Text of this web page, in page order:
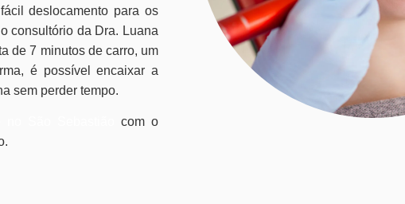
deslocamento para os
consultório da Dra. Luana
de 7 minutos de carro, um
é possível encaixar a
sem perder tempo.
com o